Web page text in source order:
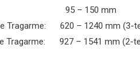
95 – 150 mm
Tragarme: 620 – 1240 mm (3-
Tragarme: 927 – 1541 mm (2-